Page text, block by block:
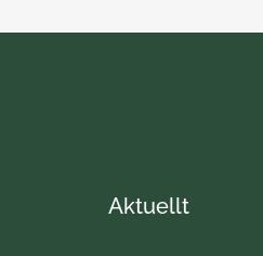
Aktuellt